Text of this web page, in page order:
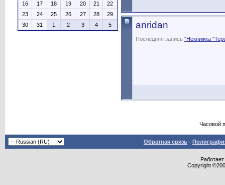
anridan
Последняя запись "Некнижка
16
17 18 19 20 21
22
23
24 25 26 27 28
29
30
31 1 2 3 4 5
Часовой
Обратная связь -
Copyright